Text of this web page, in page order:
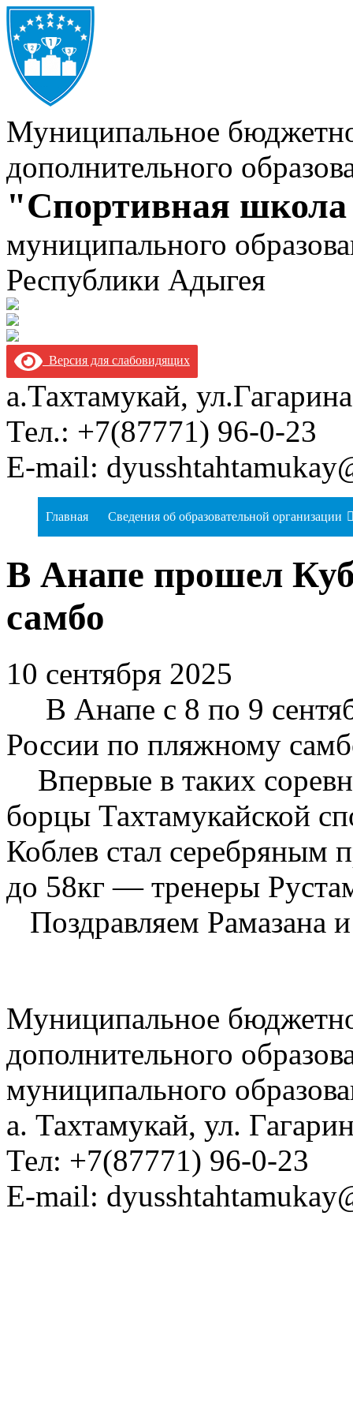
Муниципальное
дополнительного
"Спортивная
муниципального
Республики Адыгея
Версия для слабовидящих
а.Тахтамукай,
Тел.: +7(87771) 96-0-23
E-mail:
Главная Сведения об образовательной организации
В Анапе прошел
самбо
10 сентября 2025
В Анапе с 8 по 9
России по пляжному
Впервые в таких
борцы Тахтамукайской
Коблев стал серебряным
до 58кг — тренеры
Поздравляем Рамазана
Муниципальное
дополнительного
муниципального
а. Тахтамукай, ул.
Тел: +7(87771) 96-0-23
E-mail: